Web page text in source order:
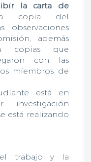
la carta de
copia del
observaciones
además
copias que
con las
miembros de
está en
investigación
está realizando
el trabajo y la